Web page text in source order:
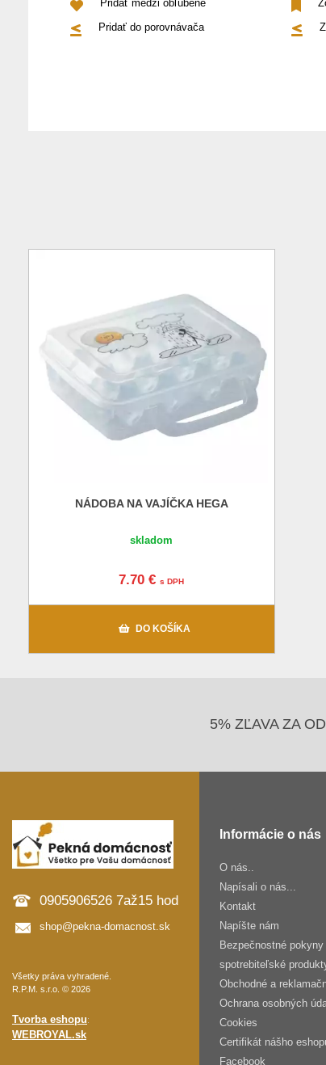
Pridať medzi obľúbené
Pridať do porovnávača
NÁDOBA NA VAJÍČKA HEGA
skladom
7.70 €s DPH
DO KOŠÍKA
5% ZĽAVA ZA
0905906526 7až15 hod
shop@pekna-domacnost.sk
Všetky práva vyhradené.
R.P.M. s.r.o. © 2026
Tvorba eshopu:
WEBROYAL.sk
Informácie o nás
O nás..
Napísali o nás...
Kontakt
Napíšte nám
Bezpečnostné
spotrebiteľské
Obchodné a
Ochrana osobných
Cookies
Certifikát nášho
Facebook